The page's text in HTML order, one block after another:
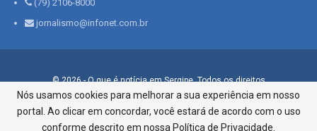
(79) 2106-8000
jornalismo@infonet.com.br
© 2026 - O que é notícia em Sergipe. Todos os direitos
reservados.
Infonet - Rua Monsenhor Silveira 276, Bairro São José |
Aracaju-SE, CEP 49015-030, Fone: 79.2106.8000 - CI Centro de
Nós usamos cookies para melhorar a sua experiência em nosso
portal. Ao clicar em concordar, você estará de acordo com o uso
conforme descrito em nossa Política de Privacidade.